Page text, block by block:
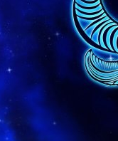
голодал, мучался,
как понимаю.
которые